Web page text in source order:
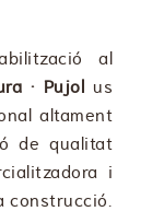
al
· Pujol us
altament
de qualitat
i
construcció.